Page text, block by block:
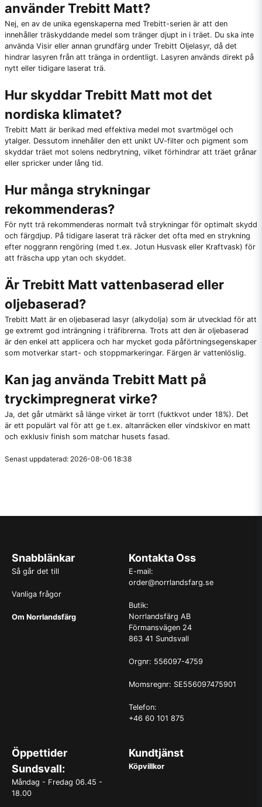
använder Trebitt Matt?
Nej, en av de unika egenskaperna med Trebitt-serien är att den
innehåller träskyddande medel som tränger djupt in i träet. Du ska inte
använda Visir eller annan grundfärg under Trebitt Oljelasyr, då det
hindrar lasyren från att tränga in ordentligt. Lasyren används direkt på
nytt eller tidigare laserat trä.
Hur skyddar Trebitt Matt mot det
nordiska klimatet?
Trebitt Matt är berikad med effektiva medel mot svartmögel och
ytalger. Dessutom innehåller den ett unikt UV-filter och pigment som
skyddar träet mot solens nedbrytning, vilket förhindrar att träet grånar
eller spricker under lång tid.
Hur många strykningar
rekommenderas?
För nytt trä rekommenderas normalt två strykningar för optimalt skydd
och färgdjup. På tidigare laserat trä räcker det ofta med en strykning
efter noggrann rengöring (med t.ex. Jotun Husvask eller Kraftvask) för
att fräscha upp ytan och skyddet.
Är Trebitt Matt vattenbaserad eller
oljebaserad?
Trebitt Matt är en oljebaserad lasyr (alkydolja) som är utvecklad för att
ge extremt god inträngning i träfibrerna. Trots att den är oljebaserad
är den enkel att applicera och har mycket goda påförtningsegenskaper
som motverkar start- och stoppmarkeringar. Färgen är vattenlöslig.
Kan jag använda Trebitt Matt på
tryckimpregnerat virke?
Ja, det går utmärkt så länge virket är torrt (fuktkvot under 18%). Det
är ett populärt val för att ge t.ex. altanräcken eller vindskivor en matt
och exklusiv finish som matchar husets fasad.
Senast uppdaterad: 2026-08-06 18:38
Snabblänkar
Så går det till
Vanliga frågor
Om Norrlandsfärg
Kontakta Oss
E-mail:
order@norrlandsfarg.se
Butik:
Norrlandsfärg AB
Förmansvägen 24
863 41 Sundsvall
Orgnr: 556097-4759
Momsregnr: SE556097475901
Telefon:
+46 60 101 875
Öppettider
Sundsvall:
Måndag - Fredag 06.45 -
18.00
Kundtjänst
Köpvillkor